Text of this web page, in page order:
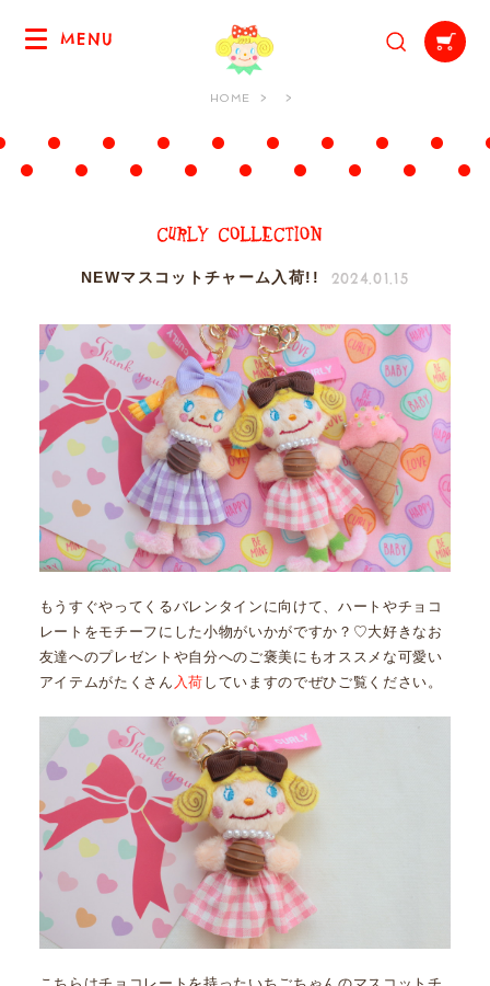
MENU
HOME
NEWマスコットチャーム入荷!! 2024.01.15
もうすぐやってくるバレンタインに向けて、ハートやチョコ
レートをモチーフにした小物がいかがですか？♡大好きなお
友達へのプレゼントや自分へのご褒美にもオススメな可愛い
アイテムがたくさん 入荷 していますのでぜひご覧ください。